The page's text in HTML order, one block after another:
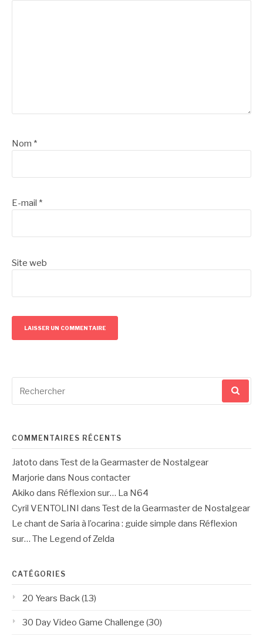
Nom *
E-mail *
Site web
pour
COMMENTAIRES RÉCENTS
Jatoto dans Test de la Gearmaster de Nostalgear
Marjorie dans Nous contacter
Akiko dans Réflexion sur… La N64
Cyril VENTOLINI dans Test de la Gearmaster de Nostalgear
Le chant de Saria à l’ocarina : guide simple dans Réflexion
sur… The Legend of Zelda
CATÉGORIES
20 Years Back(13)
30 Day Video Game Challenge (30)